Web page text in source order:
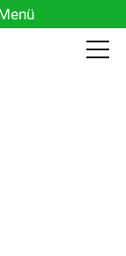
CMS